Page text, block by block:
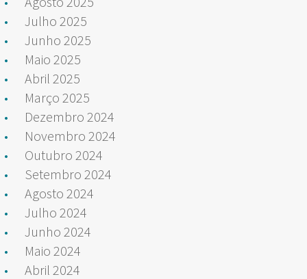
Julho 2025
Junho 2025
Maio 2025
Abril 2025
Março 2025
Dezembro 2024
Novembro 2024
Outubro 2024
Setembro 2024
Agosto 2024
Julho 2024
Junho 2024
Maio 2024
Abril 2024